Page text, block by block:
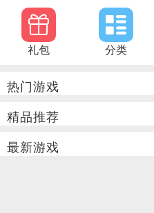
礼包 分类
热门游戏
精品推荐
最新游戏